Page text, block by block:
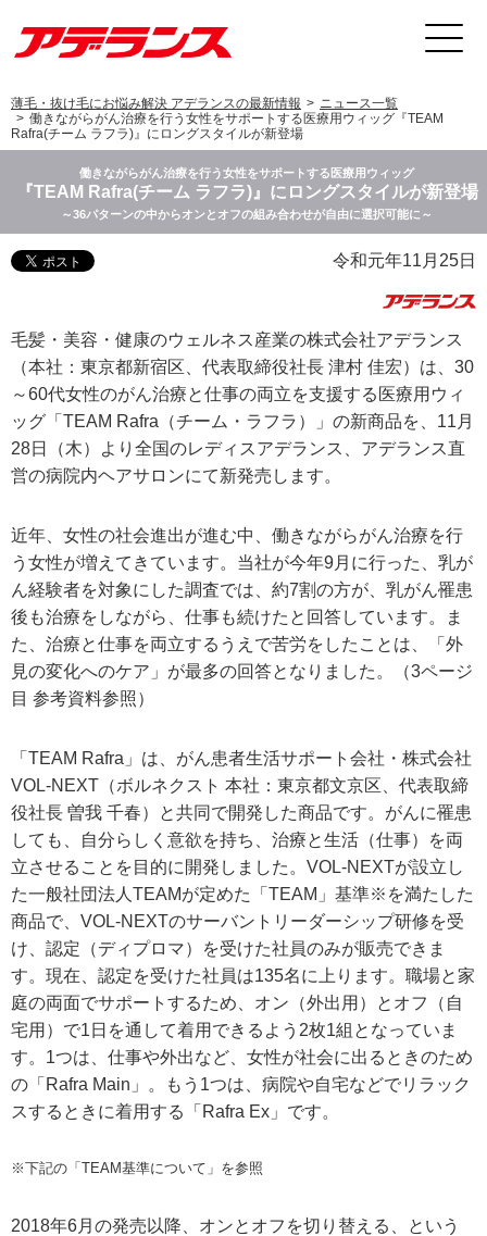
薄毛・抜け毛にお悩み解決 アデランスの最新情報
ニュース一覧
働きながらがん治療を行う女性をサポートする医療用ウィッグ『TEAM
Rafra(チーム ラフラ)』にロングスタイルが新登場
働きながらがん治療を行う女性をサポートする医療用ウィッグ
『TEAM Rafra(チーム ラフラ)』にロングスタイルが新登場
～36パターンの中からオンとオフの組み合わせが自由に選択可能に～
令和元年11月25日
毛髪・美容・健康のウェルネス産業の株式会社アデランス
（本社：東京都新宿区、代表取締役社長 津村 佳宏）は、30
～60代女性のがん治療と仕事の両立を支援する医療用ウィ
ッグ「TEAM Rafra（チーム・ラフラ）」の新商品を、11月
28日（木）より全国のレディスアデランス、アデランス直
営の病院内ヘアサロンにて新発売します。
近年、女性の社会進出が進む中、働きながらがん治療を行
う女性が増えてきています。当社が今年9月に行った、乳が
ん経験者を対象にした調査では、約7割の方が、乳がん罹患
後も治療をしながら、仕事も続けたと回答しています。ま
た、治療と仕事を両立するうえで苦労をしたことは、「外
見の変化へのケア」が最多の回答となりました。（3ページ
目 参考資料参照）
「TEAM Rafra」は、がん患者生活サポート会社・株式会社
VOL-NEXT（ボルネクスト 本社：東京都文京区、代表取締
役社長 曽我 千春）と共同で開発した商品です。がんに罹患
しても、自分らしく意欲を持ち、治療と生活（仕事）を両
立させることを目的に開発しました。VOL-NEXTが設立し
た一般社団法人TEAMが定めた「TEAM」基準※を満たした
商品で、VOL-NEXTのサーバントリーダーシップ研修を受
け、認定（ディプロマ）を受けた社員のみが販売できま
す。現在、認定を受けた社員は135名に上ります。職場と家
庭の両面でサポートするため、オン（外出用）とオフ（自
宅用）で1日を通して着用できるよう2枚1組となっていま
す。1つは、仕事や外出など、女性が社会に出るときのため
の「Rafra Main」。もう1つは、病院や自宅などでリラック
スするときに着用する「Rafra Ex」です。
※下記の「TEAM基準について」を参照
2018年6月の発売以降、オンとオフを切り替える、という